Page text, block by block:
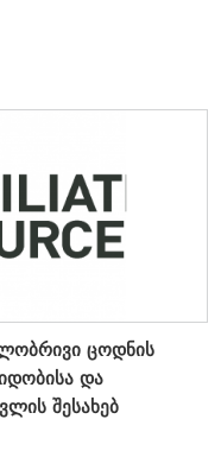
ცოდნის
და
შესახებ